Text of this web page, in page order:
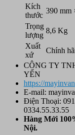
Kích
thước
390 mm
Trọng
lượng
8,6 Kg
Xuất
xứ
Chính
CÔNG TY
YẾN
https://
E-mail:
Điện Thoại:
0334.55.33.55
Hàng Mới
Nội.